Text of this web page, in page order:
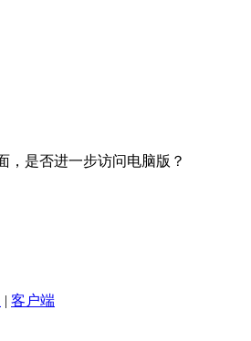
，是否进一步访问电脑版？
| 客户端